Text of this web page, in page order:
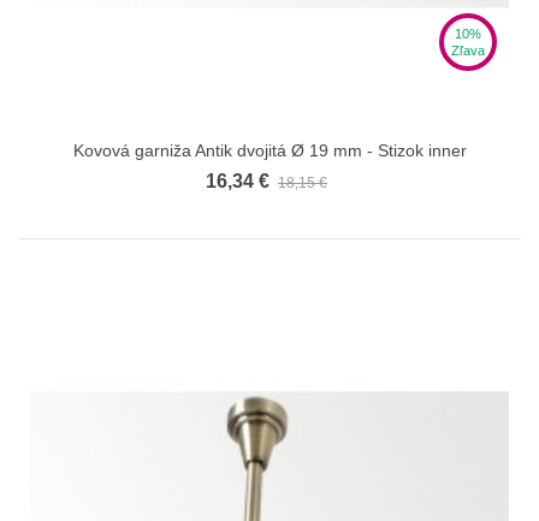
10%
Zľava
Kovová garniža Antik dvojitá Ø 19 mm - Stizok inner
16,34 € 18,15 €